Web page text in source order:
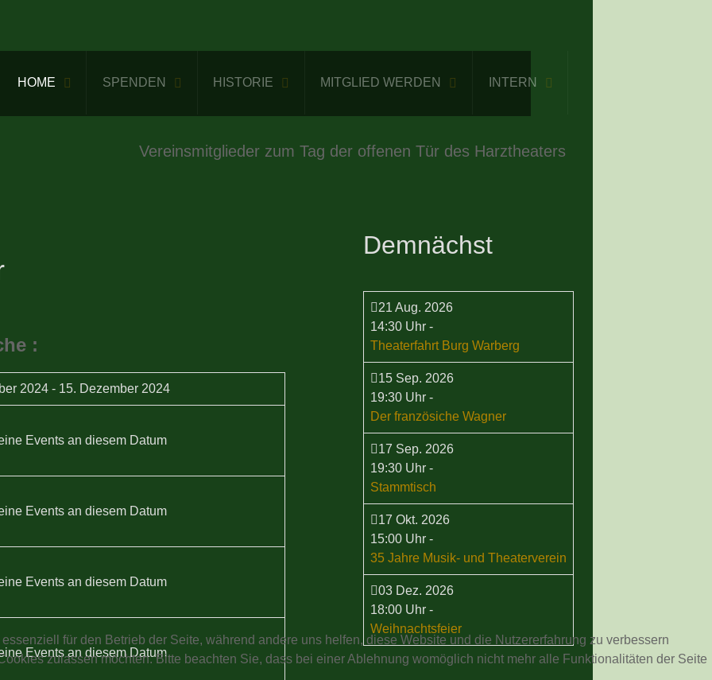
HOME SPENDEN HISTORIE MITGLIED WERDEN INTERN
Vereinsmitglieder zum Tag der offenen Tür des Harztheaters
:
2024 - 15. Dezember 2024
Events an diesem Datum
Events an diesem Datum
Events an diesem Datum
Events an diesem Datum
Demnächst
21 Aug. 2026
14:30 Uhr-
Theaterfahrt Burg Warberg
15 Sep. 2026
19:30 Uhr-
Der französiche Wagner
17 Sep. 2026
19:30 Uhr-
Stammtisch
17 Okt. 2026
15:00 Uhr-
35 Jahre Musik- und Theaterverein
03 Dez. 2026
18:00 Uhr-
Weihnachtsfeier
für den Betrieb der Seite, während andere uns helfen, diese Website und die Nutzererfahrung zu verbessern
zulassen möchten. Bitte beachten Sie, dass bei einer Ablehnung womöglich nicht mehr alle Funktionalitäten der Seite